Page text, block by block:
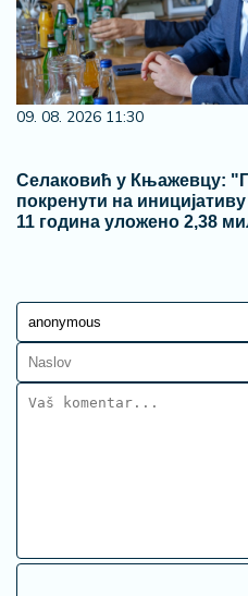
09. 08. 2026 11:30
Селаковић у Књажевцу:
покренути на
11 година уложено 2,38